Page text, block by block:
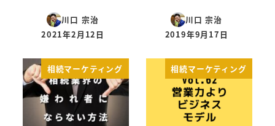
川口 宗治
投稿日
2021年2月12日
川口 宗治
投稿日
2019年9月17日
相続マーケティング 相続マーケティング